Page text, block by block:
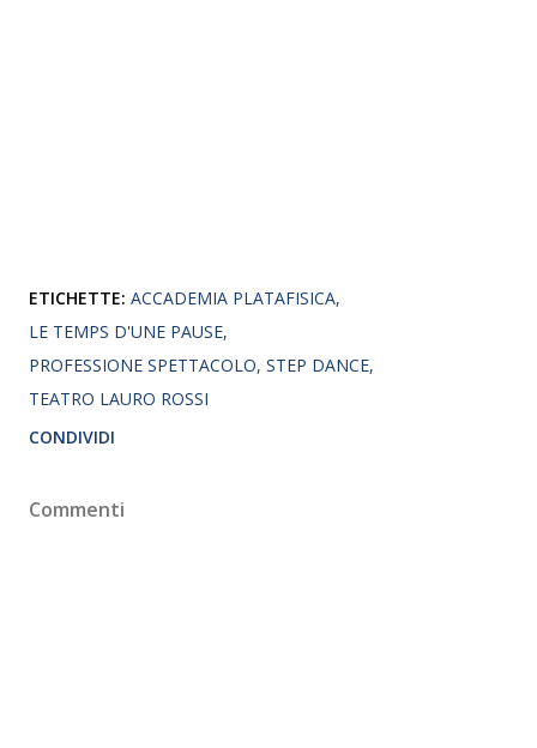
ETICHETTE: ACCADEMIA PLATAFISICA
LE TEMPS D'UNE PAUSE
PROFESSIONE SPETTACOLO STEP DANCE
TEATRO LAURO ROSSI
CONDIVIDI
Commenti